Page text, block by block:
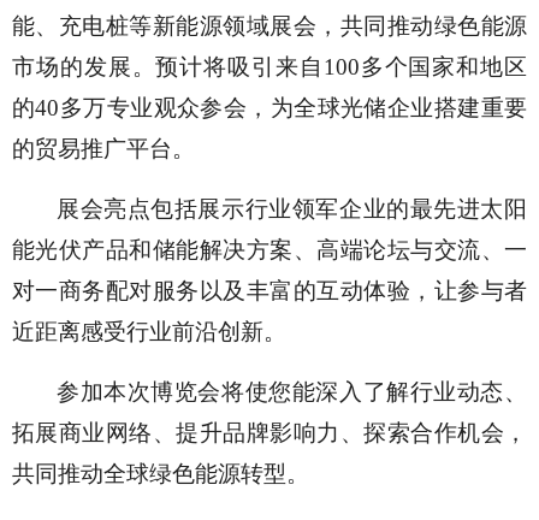
能、充电桩等新能源领域展会，共同推动绿色能源
市场的发展。预计将吸引来自 100多个国家和地区
的40多万专业观众参会，为全球光储企业搭建重要
的贸易推广平台。
展会亮点包括展示行业领军企业的最先进太阳
能光伏产品和储能解决方案、高端论坛与交流、一
对一商务配对服务以及丰富的互动体验，让参与者
近距离感受行业前沿创新。
参加本次博览会将使您能深入了解行业动态、
拓展商业网络、提升品牌影响力、探索合作机会，
共同推动全球绿色能源转型。